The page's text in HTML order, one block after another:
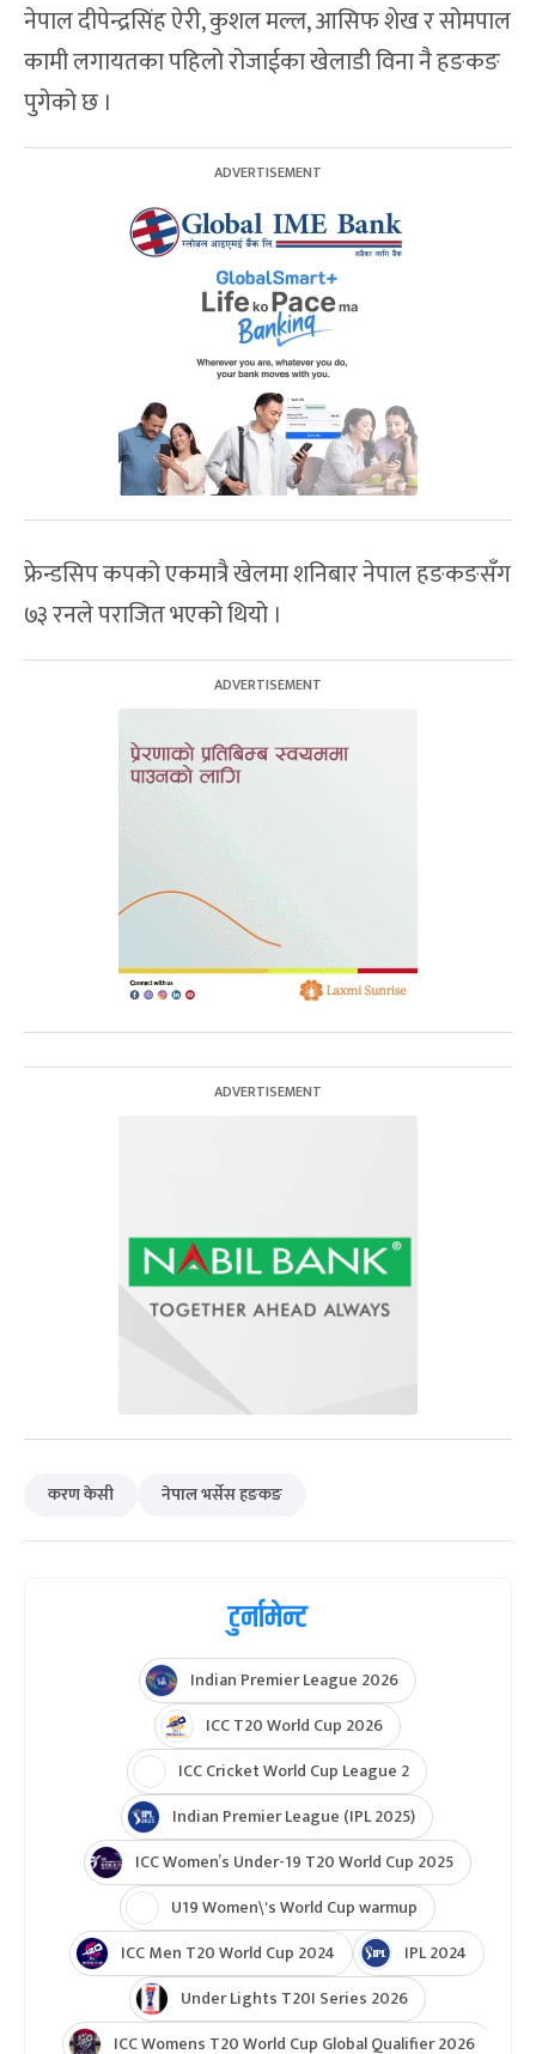
नेपाल दीपेन्द्रसिंह ऐरी, कुशल मल्ल, आसिफ शेख र सोमपाल
कामी लगायतका पहिलो रोजाईका खेलाडी विना नै हङकङ
पुगेको छ ।
फ्रेन्डसिप कपको एकमात्रै खेलमा शनिबार नेपाल हङकङसँग
७३ रनले पराजित भएको थियो ।
करण केसी नेपाल भर्सेस हङकङ
टुर्नामेन्ट
Indian Premier League 2026
ICC T20 World Cup 2026
ICC Cricket World Cup League 2
Indian Premier League (IPL 2025)
ICC Women’s Under-19 T20 World Cup 2025
U19 Women\'s World Cup warmup
ICC Men T20 World Cup 2024
IPL 2024
Under Lights T20I Series 2026
ICC Womens T20 World Cup Global Qualifier 2026